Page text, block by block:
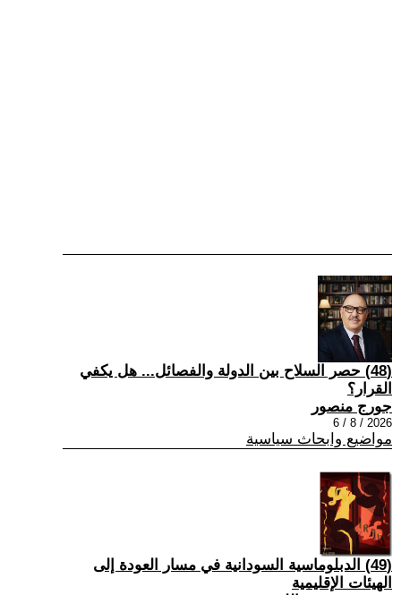
(48) حصر السلاح بين الدولة والفصائل... هل يكفي
القرار؟
جورج منصور
2026 / 8 / 6
مواضيع وابحاث سياسية
(49) الدبلوماسية السودانية في مسار العودة إلى
الهيئات الإقليمية